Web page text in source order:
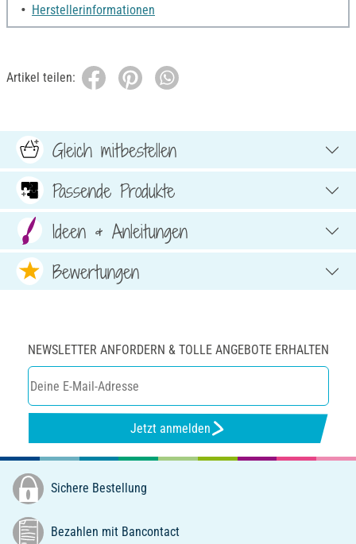
Herstellerinformationen
Artikel teilen:
Gleich mitbestellen
Passende Produkte
Ideen & Anleitungen
Bewertungen
NEWSLETTER ANFORDERN & TOLLE ANGEBOTE ERHALTEN
Jetzt anmelden
Sichere Bestellung
Bezahlen mit Bancontact